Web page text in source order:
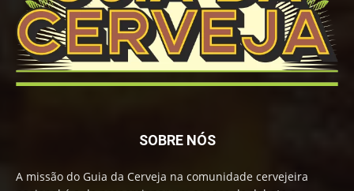
SOBRE NÓS
A missão do Guia da Cerveja na comunidade cervejeira